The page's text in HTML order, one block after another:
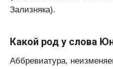
Зализняка).
Какой род у слова
Аббревиатура,